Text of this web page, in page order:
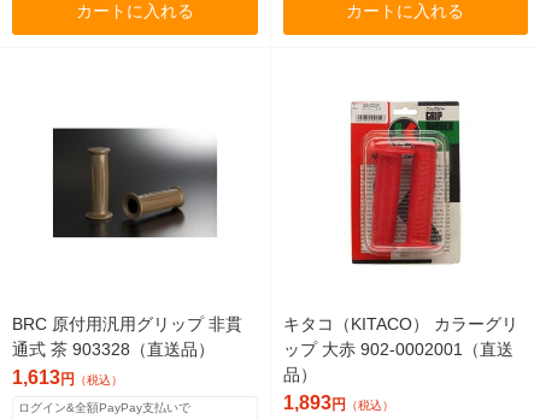
カートに入れる カートに入れる
BRC 原付用汎用グリップ 非貫
通式 茶 903328（直送品）
1,613円 （税込）
ログイン&全額PayPay支払いで
キタコ（KITACO） カラーグリ
ップ 大赤 902-0002001（直送
品）
1,893円 （税込）